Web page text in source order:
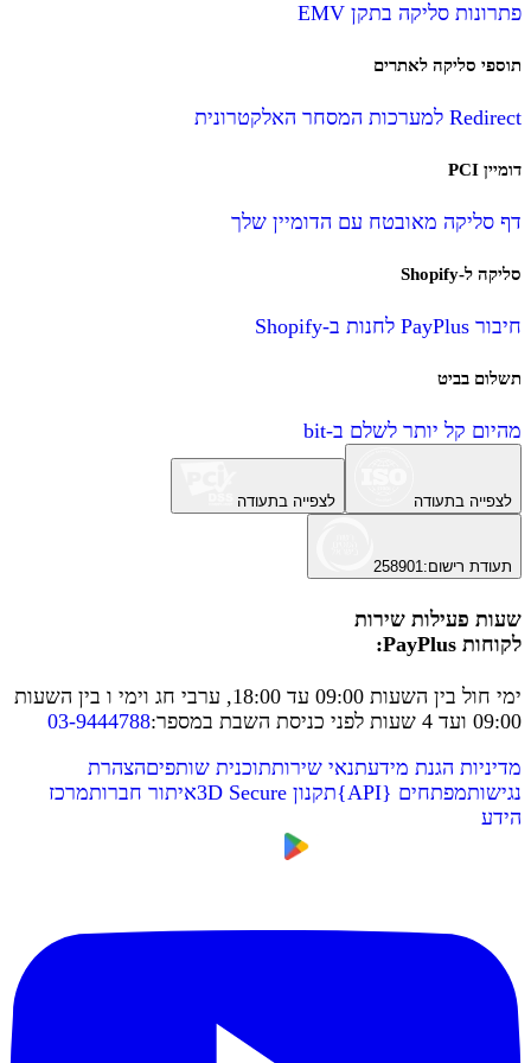
פתרונות סליקה בתקן EMV
תוספי סליקה לאתרים
Redirect למערכות המסחר האלקטרונית
דומיין PCI
דף סליקה מאובטח עם הדומיין שלך
סליקה ל-Shopify
חיבור PayPlus לחנות ב-Shopify
תשלום בביט
מהיום קל יותר לשלם ב-bit
לצפייה בתעודה לצפייה בתעודה
תעודת רישום:
258901
שעות פעילות שירות
לקוחות PayPlus:
ימי חול בין השעות 09:00 עד 18:00, ערבי חג וימי ו בין השעות
09:00 ועד 4 שעות לפני כניסת השבת במספר
:
03-9444788
מדיניות הגנת מידעתנאי שירותתוכנית שותפיםהצהרת
נגישותמפתחים {
API
}תקנון 3D Secure איתור חברותמרכז
הידע